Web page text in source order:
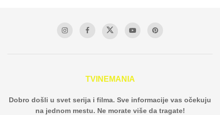
TVINEMANIA
Dobro došli u svet serija i filma. Sve informacije vas očekuju
na jednom mestu. Ne morate više da tragate!